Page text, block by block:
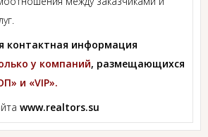
контактная информация
у компаний, размещающихся
и «VIP».
www.realtors.su